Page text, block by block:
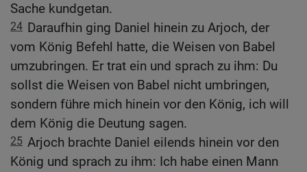
Sache kundgetan.
24 Daraufhin ging Daniel hinein zu Arjoch, der
vom König Befehl hatte, die Weisen von Babel
umzubringen. Er trat ein und sprach zu ihm: Du
sollst die Weisen von Babel nicht umbringen,
sondern führe mich hinein vor den König, ich will
dem König die Deutung sagen.
25 Arjoch brachte Daniel eilends hinein vor den
König und sprach zu ihm: Ich habe einen Mann